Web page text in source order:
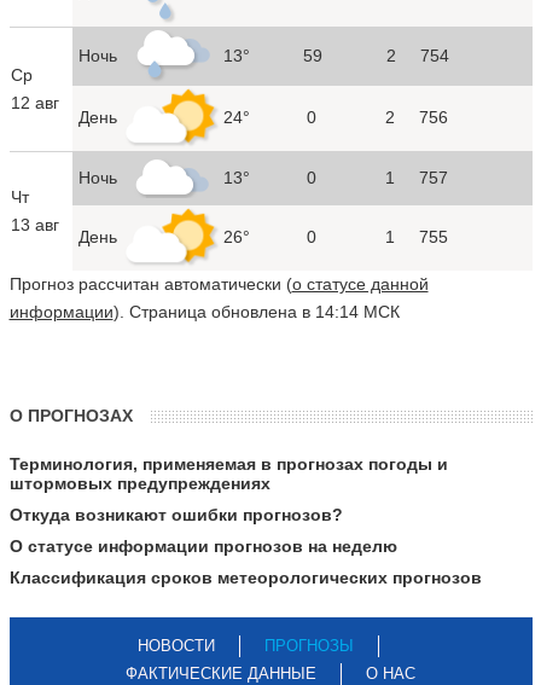
Ср
12 авг
Ночь 13° 59 2 754
День 24° 0 2 756
Чт
13 авг
Ночь 13° 0 1 757
День 26° 0 1 755
Прогноз рассчитан автоматически (о статусе данной
информации). Страница обновлена в 14:14 МСК
О ПРОГНОЗАХ
Терминология, применяемая в прогнозах погоды и
штормовых предупреждениях
Откуда возникают ошибки прогнозов?
О статусе информации прогнозов на неделю
Классификация сроков метеорологических прогнозов
НОВОСТИ
ПРОГНОЗЫ
ФАКТИЧЕСКИЕ ДАННЫЕ
О НАС